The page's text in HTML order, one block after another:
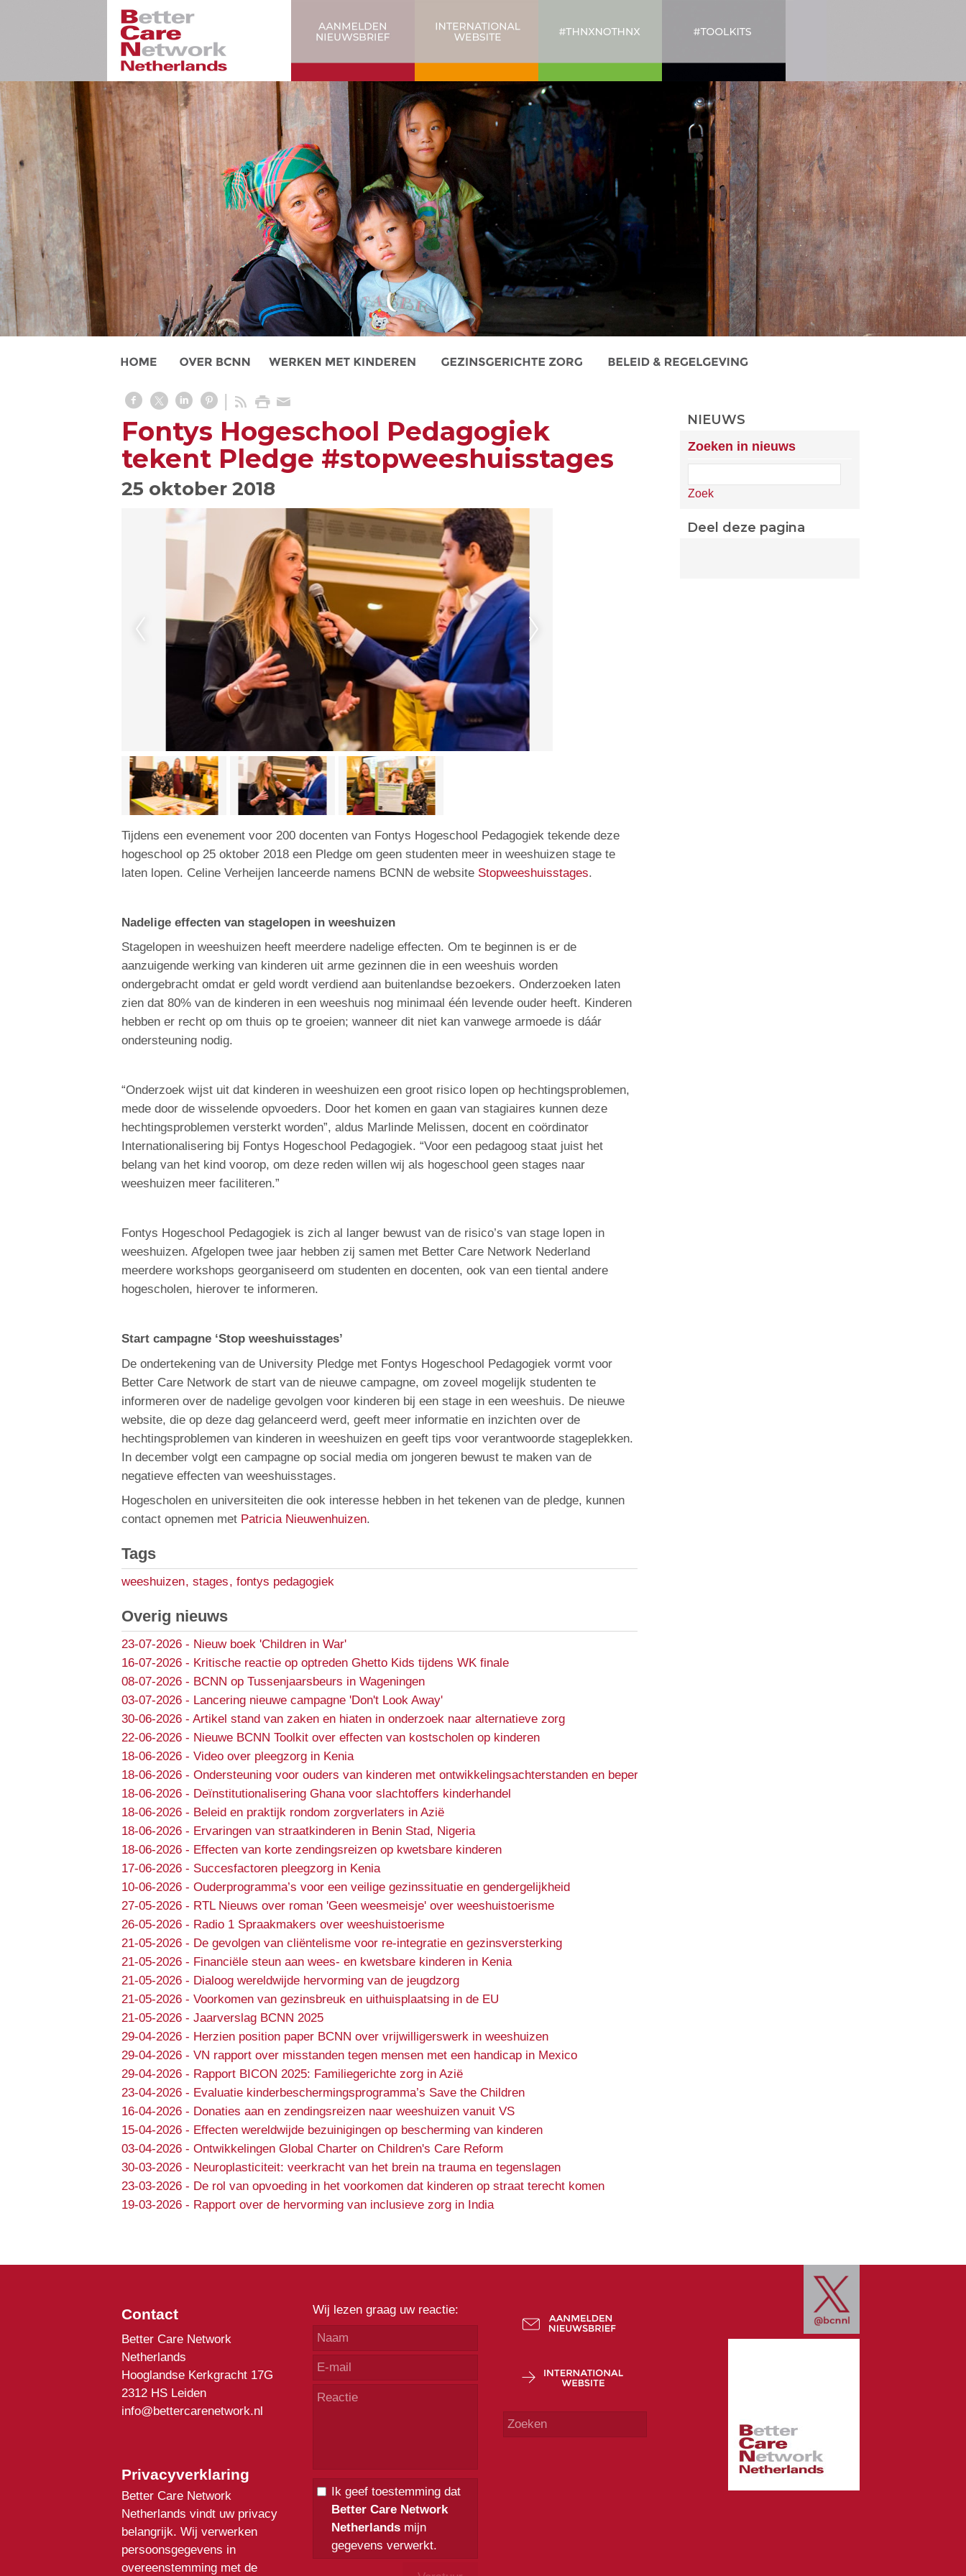
Fontys Hogeschool Pedagogiek
tekent Pledge #stopweeshuisstages
25 oktober 2018
Tijdens een evenement voor 200 docenten van Fontys Hogeschool Pedagogiek tekende deze
hogeschool op 25 oktober 2018 een Pledge om geen studenten meer in weeshuizen stage te
laten lopen. Celine Verheijen lanceerde namens BCNN de website Stopweeshuisstages.
Nadelige effecten van stagelopen in weeshuizen
Stagelopen in weeshuizen heeft meerdere nadelige effecten. Om te beginnen is er de
aanzuigende werking van kinderen uit arme gezinnen die in een weeshuis worden
ondergebracht omdat er geld wordt verdiend aan buitenlandse bezoekers. Onderzoeken laten
zien dat 80% van de kinderen in een weeshuis nog minimaal één levende ouder heeft. Kinderen
hebben er recht op om thuis op te groeien; wanneer dit niet kan vanwege armoede is dáár
ondersteuning nodig.
“Onderzoek wijst uit dat kinderen in weeshuizen een groot risico lopen op hechtingsproblemen,
mede door de wisselende opvoeders. Door het komen en gaan van stagiaires kunnen deze
hechtingsproblemen versterkt worden”, aldus Marlinde Melissen, docent en coördinator
Internationalisering bij Fontys Hogeschool Pedagogiek. “Voor een pedagoog staat juist het
belang van het kind voorop, om deze reden willen wij als hogeschool geen stages naar
weeshuizen meer faciliteren.”
Fontys Hogeschool Pedagogiek is zich al langer bewust van de risico’s van stage lopen in
weeshuizen. Afgelopen twee jaar hebben zij samen met Better Care Network Nederland
meerdere workshops georganiseerd om studenten en docenten, ook van een tiental andere
hogescholen, hierover te informeren.
Start campagne ‘Stop weeshuisstages’
De ondertekening van de University Pledge met Fontys Hogeschool Pedagogiek vormt voor
Better Care Network de start van de nieuwe campagne, om zoveel mogelijk studenten te
informeren over de nadelige gevolgen voor kinderen bij een stage in een weeshuis. De nieuwe
website, die op deze dag gelanceerd werd, geeft meer informatie en inzichten over de
hechtingsproblemen van kinderen in weeshuizen en geeft tips voor verantwoorde stageplekken.
In december volgt een campagne op social media om jongeren bewust te maken van de
negatieve effecten van weeshuisstages.
Hogescholen en universiteiten die ook interesse hebben in het tekenen van de pledge, kunnen
contact opnemen met Patricia Nieuwenhuizen.
Tags
weeshuizen, stages, fontys pedagogiek
Overig nieuws
23-07-2026- Nieuw boek 'Children in War'
16-07-2026- Kritische reactie op optreden Ghetto Kids tijdens WK finale
08-07-2026- BCNN op Tussenjaarsbeurs in Wageningen
03-07-2026- Lancering nieuwe campagne 'Don't Look Away'
30-06-2026- Artikel stand van zaken en hiaten in onderzoek naar alternatieve zorg
22-06-2026- Nieuwe BCNN Toolkit over effecten van kostscholen op kinderen
18-06-2026- Video over pleegzorg in Kenia
18-06-2026- Ondersteuning voor ouders van kinderen met ontwikkelingsachterstanden en beperkingen
18-06-2026- Deïnstitutionalisering Ghana voor slachtoffers kinderhandel
18-06-2026- Beleid en praktijk rondom zorgverlaters in Azië
18-06-2026- Ervaringen van straatkinderen in Benin Stad, Nigeria
18-06-2026- Effecten van korte zendingsreizen op kwetsbare kinderen
17-06-2026- Succesfactoren pleegzorg in Kenia
10-06-2026- Ouderprogramma’s voor een veilige gezinssituatie en gendergelijkheid
27-05-2026- RTL Nieuws over roman 'Geen weesmeisje' over weeshuistoerisme
26-05-2026- Radio 1 Spraakmakers over weeshuistoerisme
21-05-2026- De gevolgen van cliëntelisme voor re-integratie en gezinsversterking
21-05-2026- Financiële steun aan wees- en kwetsbare kinderen in Kenia
21-05-2026- Dialoog wereldwijde hervorming van de jeugdzorg
21-05-2026- Voorkomen van gezinsbreuk en uithuisplaatsing in de EU
21-05-2026- Jaarverslag BCNN 2025
29-04-2026- Herzien position paper BCNN over vrijwilligerswerk in weeshuizen
29-04-2026- VN rapport over misstanden tegen mensen met een handicap in Mexico
29-04-2026- Rapport BICON 2025: Familiegerichte zorg in Azië
23-04-2026- Evaluatie kinderbeschermingsprogramma’s Save the Children
16-04-2026- Donaties aan en zendingsreizen naar weeshuizen vanuit VS
15-04-2026- Effecten wereldwijde bezuinigingen op bescherming van kinderen
03-04-2026- Ontwikkelingen Global Charter on Children's Care Reform
30-03-2026- Neuroplasticiteit: veerkracht van het brein na trauma en tegenslagen
23-03-2026- De rol van opvoeding in het voorkomen dat kinderen op straat terecht komen
19-03-2026- Rapport over de hervorming van inclusieve zorg in India
NIEUWS
Zoeken in nieuws
Zoek
Deel deze pagina
Contact
Better Care Network
Netherlands
Hooglandse Kerkgracht 17G
2312 HS Leiden
info@bettercarenetwork.nl
Privacyverklaring
Better Care Network
Netherlands vindt uw privacy
belangrijk. Wij verwerken
persoonsgegevens in
overeenstemming met de
Wij lezen graag uw reactie:
Ik geef toestemming dat
Better Care Network
Netherlandsmijn
gegevens verwerkt.